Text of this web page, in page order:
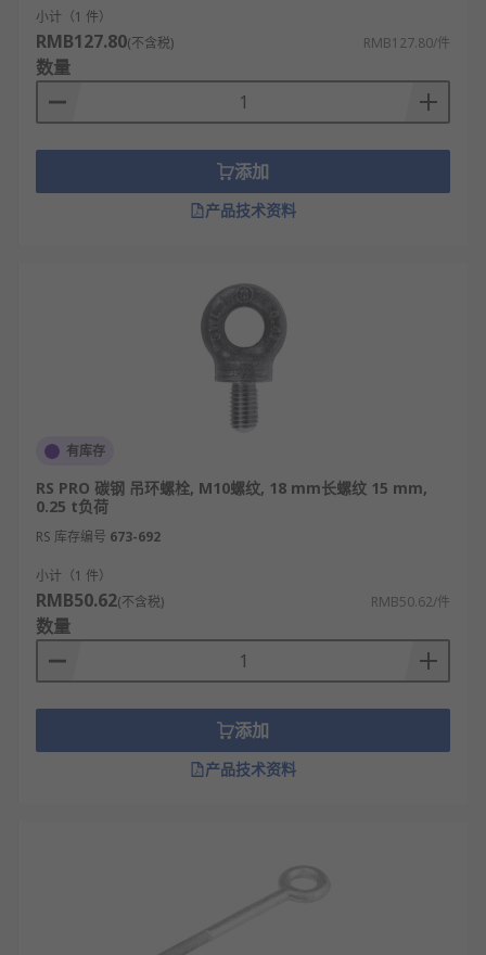
小计（1 件）
RMB127.80(不含税) RMB127.80/件
数量
添加
产品技术资料
有库存
RS PRO 碳钢 吊环螺栓, M10螺纹, 18 mm长螺纹 15 mm,
0.25 t负荷
RS 库存编号 673-692
小计（1 件）
RMB50.62(不含税) RMB50.62/件
数量
添加
产品技术资料